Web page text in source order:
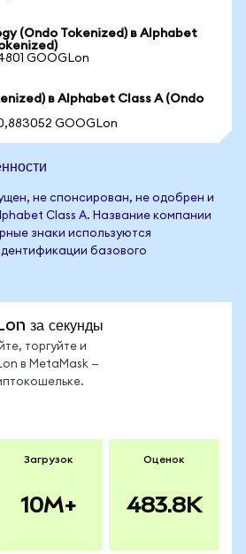
(Ondo Tokenized) в Alphabet
GOOGLon
в Alphabet Class A (Ondo
GOOGLon
не спонсирован, не одобрен и
Class A. Название компании
знаки используются
базового
за секунды
торгуйте и
в MetaMask —
Загрузок
10M+
Оценок
483.8K